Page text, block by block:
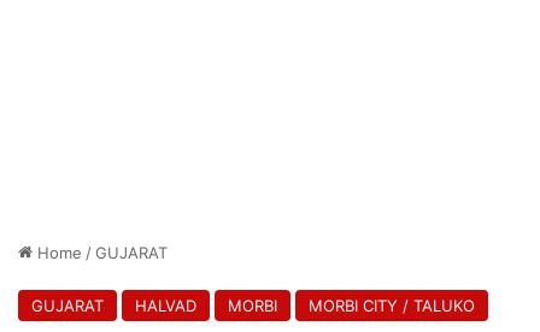
Home /GUJARAT
GUJARAT HALVAD MORBI MORBI CITY / TALUKO